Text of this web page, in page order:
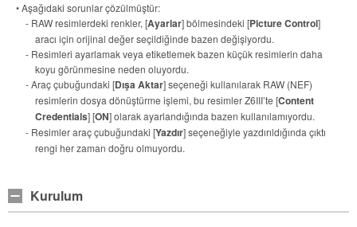
• Aşağıdaki sorunlar çözülmüştür:
- RAW resimlerdeki renkler, [Ayarlar] bölmesindeki [Picture Control]
aracı için orijinal değer seçildiğinde bazen değişiyordu.
- Resimleri ayarlamak veya etiketlemek bazen küçük resimlerin daha
koyu görünmesine neden oluyordu.
- Araç çubuğundaki [Dışa Aktar] seçeneği kullanılarak RAW (NEF)
resimlerin dosya dönüştürme işlemi, bu resimler Z6III’te [Content
Credentials] [ON] olarak ayarlandığında bazen kullanılamıyordu.
- Resimler araç çubuğundaki [Yazdır] seçeneğiyle yazdırıldığında çıktı
rengi her zaman doğru olmuyordu.
Kurulum